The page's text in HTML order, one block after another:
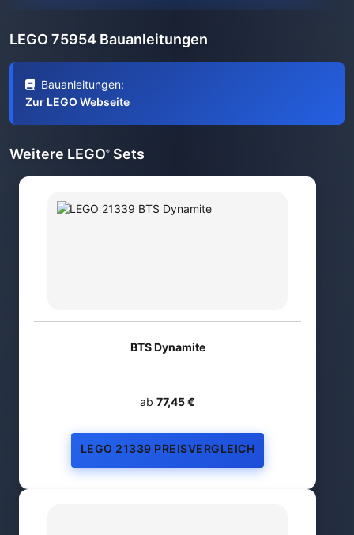
LEGO 75954 Bauanleitungen
Bauanleitungen:
Zur LEGO Webseite
Weitere LEGO® Sets
BTS Dynamite
ab 77,45 €
LEGO 21339 PREISVERGLEICH